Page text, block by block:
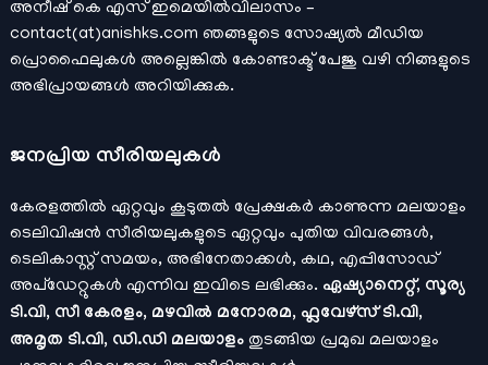
അനീഷ്‌ കെ എസ് ഇമെയില്‍വിലാസം –
contact(at)anishks.com ഞങ്ങളുടെ സോഷ്യല്‍ മീഡിയ
പ്രൊഫൈലുകള്‍ അല്ലെങ്കില്‍ കോണ്ടാക്ട്പേജു വഴി നിങ്ങളുടെ
അഭിപ്രായങ്ങള്‍ അറിയിക്കുക.
ജനപ്രിയ സീരിയലുകള്‍
കേരളത്തിൽ ഏറ്റവും കൂടുതൽ പ്രേക്ഷകർ കാണുന്ന മലയാളം
ടെലിവിഷൻ സീരിയലുകളുടെ ഏറ്റവും പുതിയ വിവരങ്ങൾ,
ടെലികാസ്റ്റ് സമയം, അഭിനേതാക്കൾ, കഥ, എപ്പിസോഡ്
അപ്ഡേറ്റുകൾ എന്നിവ ഇവിടെ ലഭിക്കും. ഏഷ്യാനെറ്റ്, സൂര്യ
ടി.വി, സീ കേരളം, മഴവിൽ മനോരമ, ഫ്ലവേഴ്സ് ടി.വി,
അമൃത ടി.വി, ഡി.ഡി മലയാളം തുടങ്ങിയ പ്രമുഖ മലയാളം